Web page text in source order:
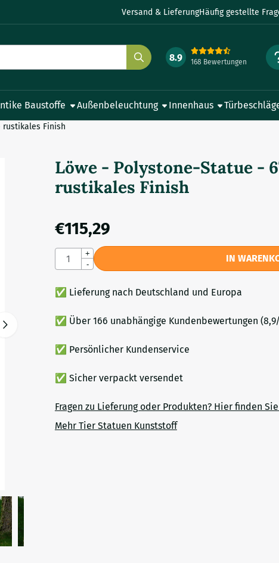
Versand & LieferungHäufig gestellte
8.9 168 Bewertungen
Baustoffe Außenbeleuchtung Innenhaus
rustikales Finish
Löwe - Polystone-Statue -
rustikales Finish
€115,29
Anzahl
+
-
IN
✅ Lieferung nach Deutschland und Europa
✅ Über 166 unabhängige Kundenbewertungen
✅ Persönlicher Kundenservice
✅ Sicher verpackt versendet
Fragen zu Lieferung oder Produkten? Hier finden
Mehr Tier Statuen Kunststoff